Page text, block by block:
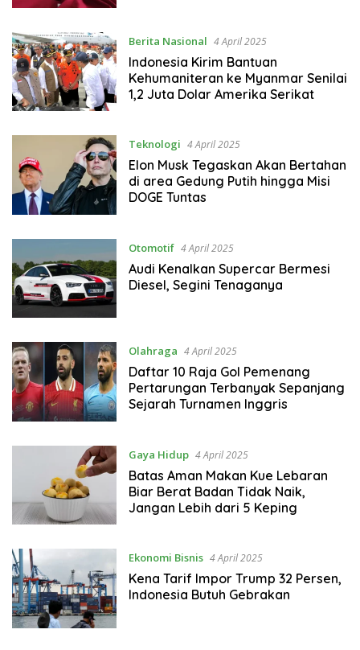
Berita Nasional 4 April 2025
Indonesia Kirim Bantuan
Kehumaniteran ke Myanmar Senilai
1,2 Juta Dolar Amerika Serikat
Teknologi 4 April 2025
Elon Musk Tegaskan Akan Bertahan
di area Gedung Putih hingga Misi
DOGE Tuntas
Otomotif 4 April 2025
Audi Kenalkan Supercar Bermesi
Diesel, Segini Tenaganya
Olahraga 4 April 2025
Daftar 10 Raja Gol Pemenang
Pertarungan Terbanyak Sepanjang
Sejarah Turnamen Inggris
Gaya Hidup 4 April 2025
Batas Aman Makan Kue Lebaran
Biar Berat Badan Tidak Naik,
Jangan Lebih dari 5 Keping
Ekonomi Bisnis 4 April 2025
Kena Tarif Impor Trump 32 Persen,
Indonesia Butuh Gebrakan